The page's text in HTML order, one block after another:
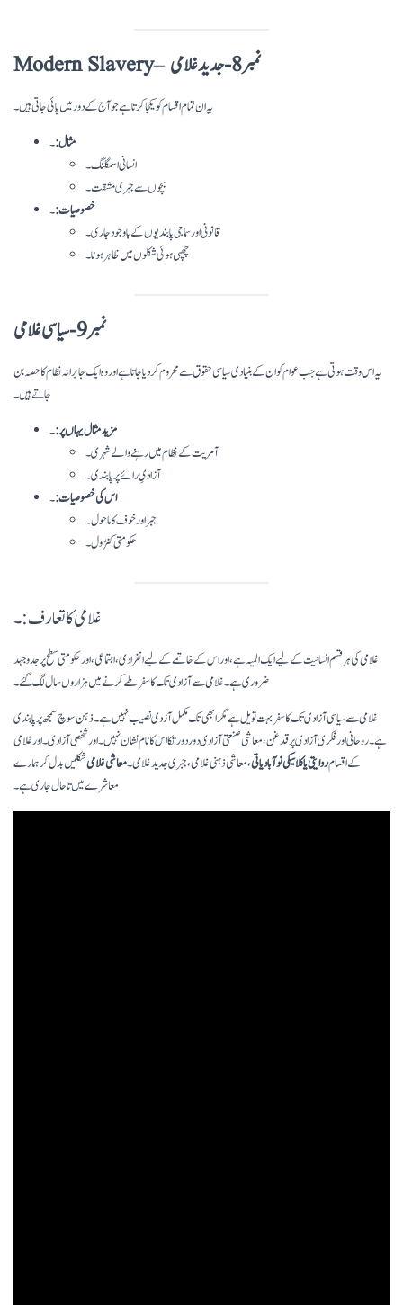
Modern Slavery– نمبر 8- جدید غلامی
یہ ان تمام اقسام کو یکجا کرتا ہے جو آج کے دور میں پائی جاتی ہیں۔
مثال:۔
انسانی اسمگلنگ۔
بچوں سے جبری مشقت۔
خصوصیات:۔
قانونی اور سماجی پابندیوں کے باوجود جاری۔
چھپی ہوئی شکلوں میں ظاہر ہونا۔
نمبر 9- سیاسی غلامی
یہ اس وقت ہوتی ہے جب عوام کو ان کے بنیادی سیاسی حقوق سے محروم کر دیا جاتا ہے اور وہ ایک جابرانہ نظام کا حصہ بن
جاتے ہیں۔
مزید مثال یہاں پر :۔
آمریت کے نظام میں رہنے والے شہری۔
آزادیِ رائے پر پابندی۔
اس کی خصوصیات:۔
جبر اور خوف کا ماحول۔
حکومتی کنٹرول۔
غلامی کا تعارف:۔
غلامی کی ہر قسم انسانیت کے لیے ایک المیہ ہے، اور اس کے خاتمے کے لیے انفرادی، اجتماعی، اور حکومتی سطح پر جدوجہد
ضروری ہے۔ غلامی سے آزادی تک کا سفر طے کرنے میں ہزاروں سال لگ گئے۔
غلامی سے سیاسی آزادی تک کا سفر بہت تویل ہے مگر ابھی تک مکمل آزدی نصیب نہیں ہے۔ ذہن سوچ سمجھ پر پابندی
ہے۔ روحانی اور فکری آزادی پر قدغن، معاشی صنعتی آزادی دور دور تکا اس کا نام نشان نہیں۔ اور شخصی آزادی۔ اور غلامی
کے اقسامروایتی یا کلاسیکینوآبادیاتی، معاشی ذہنی غلامی، جبری جدید غلامی۔معاشی غلامیشکلیں بدل کر ہمارے
معاشرے میں تاحال جاری ہے۔